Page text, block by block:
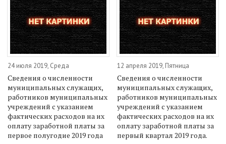
24 июля 2019, Среда
Сведения о численности
муниципальных служащих,
работников муниципальных
учреждений с указанием
фактических расходов на их
оплату заработной платы за
первое полугодие 2019 года
12 апреля 2019, Пятница
Сведения о численности
муниципальных служащих,
работников муниципальных
учреждений с указанием
фактических расходов на их
оплату заработной платы за
первый квартал 2019 года.